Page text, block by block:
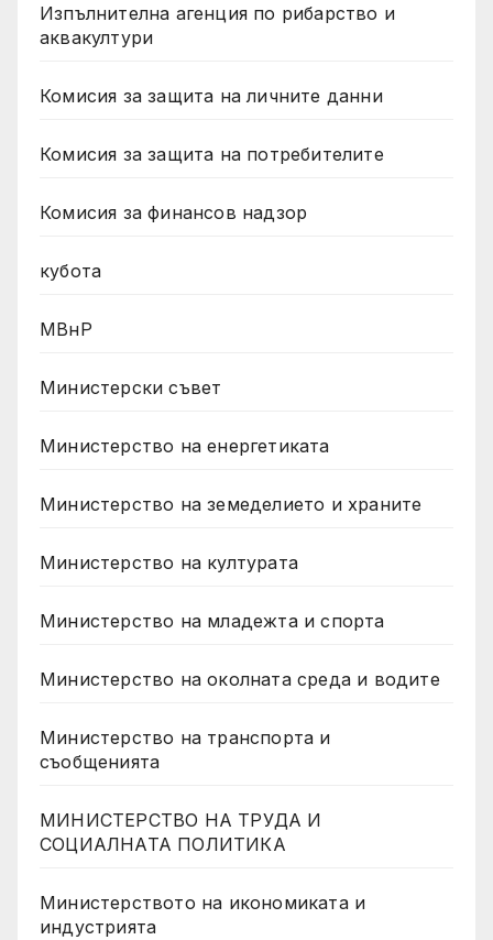
Изпълнителна агенция по рибарство и
аквакултури
Комисия за защита на личните данни
Комисия за защита на потребителите
Комисия за финансов надзор
кубота
МВнР
Министерски съвет
Министерство на енергетиката
Министерство на земеделието и храните
Министерство на културата
Министерство на младежта и спорта
Министерство на околната среда и водите
Министерство на транспорта и
съобщенията
МИНИСТЕРСТВО НА ТРУДА И
СОЦИАЛНАТА ПОЛИТИКА
Министерството на икономиката и
индустрията